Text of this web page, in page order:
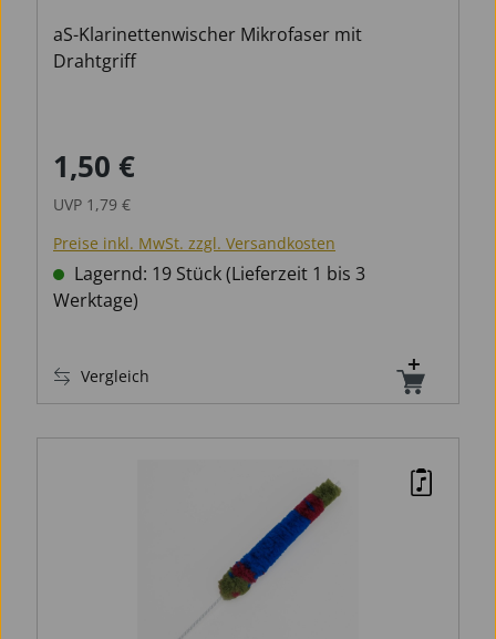
aS-Klarinettenwischer Mikrofaser mit
Drahtgriff
Verkaufspreis:
1,50 €
UVP 1,79 €
Preise inkl. MwSt. zzgl. Versandkosten
Lagernd: 19 Stück (Lieferzeit 1 bis 3
Werktage)
Vergleich